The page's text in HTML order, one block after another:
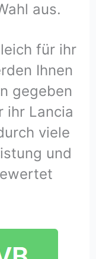
aus.
für ihr
Ihnen
gegeben
ihr Lancia
viele
und